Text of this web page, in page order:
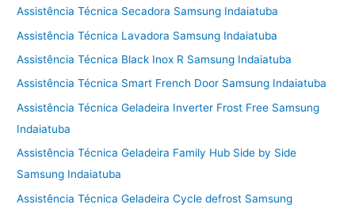
Assistência Técnica Secadora Samsung Indaiatuba
Assistência Técnica Lavadora Samsung Indaiatuba
Assistência Técnica Black Inox R Samsung Indaiatuba
Assistência Técnica Smart French Door Samsung Indaiatuba
Assistência Técnica Geladeira Inverter Frost Free Samsung
Indaiatuba
Assistência Técnica Geladeira Family Hub Side by Side
Samsung Indaiatuba
Assistência Técnica Geladeira Cycle defrost Samsung